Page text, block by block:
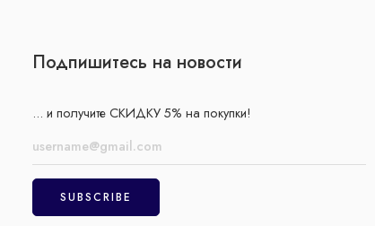
Подпишитесь на новости
... и получите СКИДКУ 5% на покупки!